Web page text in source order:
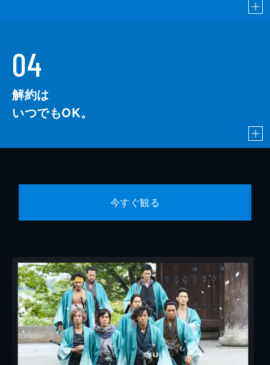
04
解約は
いつでもOK。
今すぐ観る